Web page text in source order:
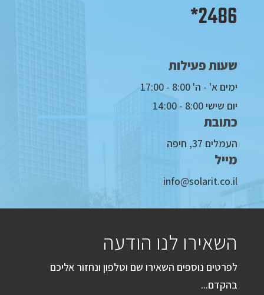
2486*
שעות פעילות
ימים א' - ה' 8:00 - 17:00
יום שישי 8:00 - 14:00
כתובת
העמלים 37, חיפה
מייל
info@solarit.co.il
השאירו לנו הודעה
לפרטים נוספים השאירו שם וטלפון ונחזור אליכם
בהקדם...